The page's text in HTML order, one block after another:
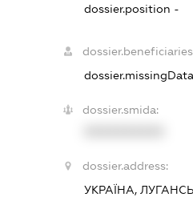
dossier.position -
dossier.missingData
dossier.smida:
dossier.address:
УКРАЇНА,